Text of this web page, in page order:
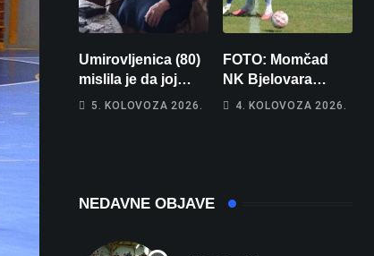
Umirovljenica (80)
mislila je da joj
piše kći pa ostala
5. KOLOVOZA 2026.
FOTO: Momčad
NK Bjelovara
poprima jesenski
4. KOLOVOZA 2026.
NEDAVNE OBJAVE